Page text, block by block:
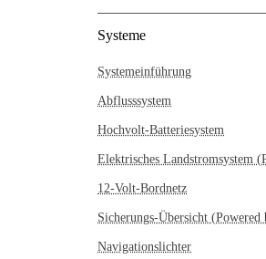
Systeme
Systemeinführung
Abflusssystem
Hochvolt-Batteriesystem
Elektrisches Landstromsystem
12-Volt-Bordnetz
Sicherungs-Übersicht (Powered
Navigationslichter